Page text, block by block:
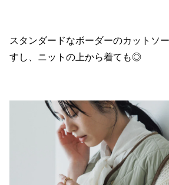
スタンダードなボーダーのカットソ
すし、ニットの上から着ても◎